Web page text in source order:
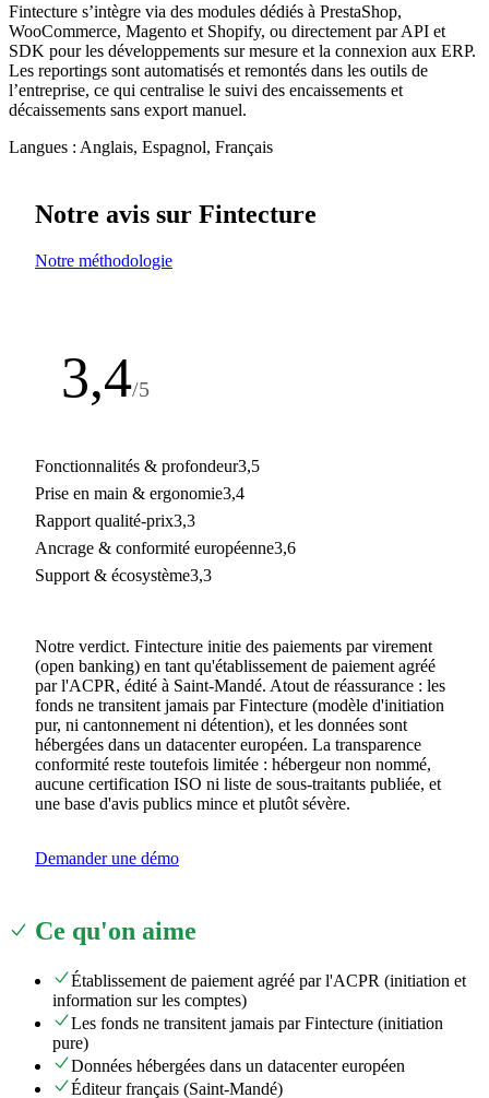
Fintecture s’intègre via des modules dédiés à PrestaShop,
WooCommerce, Magento et Shopify, ou directement par API et
SDK pour les développements sur mesure et la connexion aux ERP.
Les reportings sont automatisés et remontés dans les outils de
l’entreprise, ce qui centralise le suivi des encaissements et
décaissements sans export manuel.
Langues : Anglais, Espagnol, Français
Notre avis sur Fintecture
Notre méthodologie
3,4/5
Fonctionnalités & profondeur3,5
Prise en main & ergonomie3,4
Rapport qualité-prix3,3
Ancrage & conformité européenne3,6
Support & écosystème3,3
Notre verdict. Fintecture initie des paiements par virement
(open banking) en tant qu'établissement de paiement agréé
par l'ACPR, édité à Saint-Mandé. Atout de réassurance : les
fonds ne transitent jamais par Fintecture (modèle d'initiation
pur, ni cantonnement ni détention), et les données sont
hébergées dans un datacenter européen. La transparence
conformité reste toutefois limitée : hébergeur non nommé,
aucune certification ISO ni liste de sous-traitants publiée, et
une base d'avis publics mince et plutôt sévère.
Demander une démo
Ce qu'on aime
Établissement de paiement agréé par l'ACPR (initiation et
information sur les comptes)
Les fonds ne transitent jamais par Fintecture (initiation
pure)
Données hébergées dans un datacenter européen
Éditeur français (Saint-Mandé)